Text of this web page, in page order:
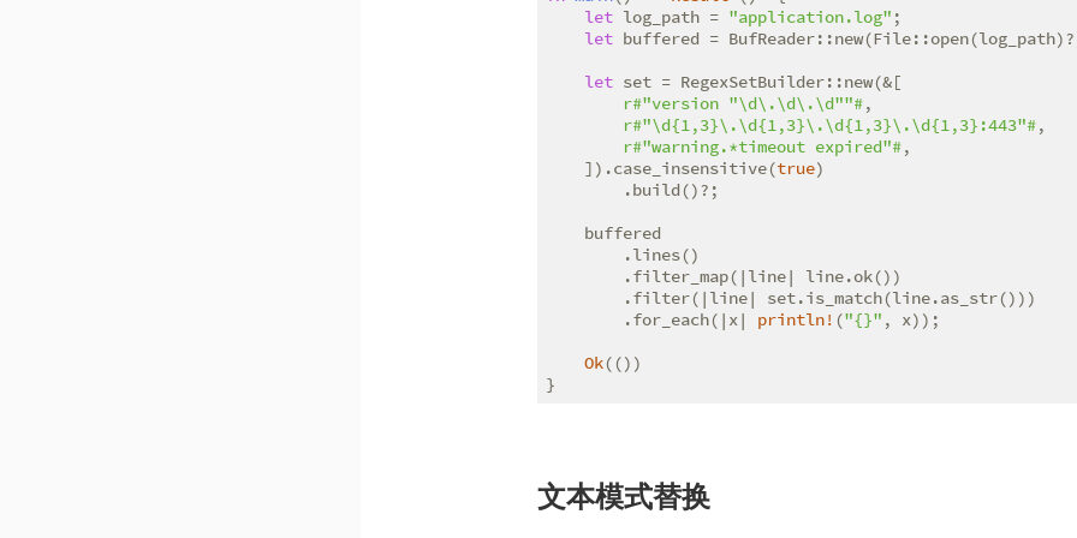
let log_path = "application.log" ;
let buffered =
let set = RegexSetBuilder::new(&[
r#"version "\d\.\d\.\d""#,
r#"\d{1,3}\.\d{1,3}\.\d{1,3}\.\d{1,3}:443"#,
r#"warning.*timeout expired"#,
    ]).case_insensitive(
true)
        .build()?;
    buffered
        .lines()
        .filter_map(|line| line.ok())
        .filter(|line| set.is_match(line.as_str()))
        .for_each(|x|
println! ("{}" , x));
Ok(())
}
文本模式替换